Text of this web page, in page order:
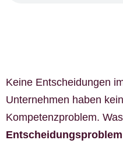
Keine Entscheidungen
Unternehmen haben
Kompetenzproblem.
Entscheidungsproblem